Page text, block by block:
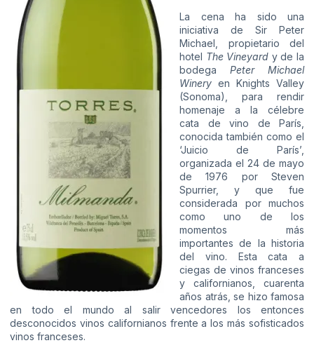
La cena ha sido una
iniciativa de Sir Peter
Michael, propietario del
hotel The Vineyard y de la
bodega Peter Michael
Winery en Knights Valley
(Sonoma), para rendir
homenaje a la célebre
cata de vino de París,
conocida también como el
‘Juicio de París’,
organizada el 24 de mayo
de 1976 por Steven
Spurrier, y que fue
considerada por muchos
como uno de los
momentos más
importantes de la historia
del vino. Esta cata a
ciegas de vinos franceses
y californianos, cuarenta
años atrás, se hizo famosa
en todo el mundo al salir vencedores los entonces
desconocidos vinos californianos frente a los más sofisticados
vinos franceses.